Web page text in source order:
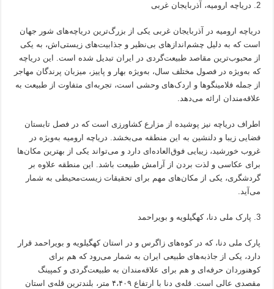
دریاچه ارومیه، آذربایجان غربی
دریاچه ارومیه در آذربایجان غربی یکی از بزرگ‌ترین دریاچه‌های شور جهان
است که به دلیل چشم‌اندازهای بی‌نظیر و جذابیت‌های زیستی‌اش، به یکی
از محبوب‌ترین مقاصد طبیعت‌گردی در ایران تبدیل شده است. این دریاچه
که به‌ویژه در فصول مختلف سال، به‌ویژه بهار و پاییز، میزبان پرندگان مهاجر
از جمله فلامینگوها و اردک‌های وحشی است، تجربه‌ای متفاوت از طبیعت به
علاقه‌مندان ارائه می‌دهد.
اطراف دریاچه نیز پوشیده از مزارع کشاورزی است که در فصل تابستان
فضایی زیبا و دلنشین به این منطقه می‌بخشد. دریاچه ارومیه به‌ویژه در
غروب خورشید، زیبایی فوق‌العاده‌ای دارد و می‌تواند یکی از بهترین مکان‌ها
برای عکاسی و لذت بردن از آرامش طبیعت باشد. این منطقه علاوه بر
گردشگری، یکی از مکان‌های مهم برای تحقیقات زیست‌محیطی به شمار
می‌آید.
پارک ملی دنا، کهگیلویه و بویراحمد
پارک ملی دنا، که در کوه‌های زاگرس و در استان کهگیلویه و بویراحمد قرار
دارد، یکی از جاذبه‌های طبیعی ایران به شمار می‌رود که هم برای
کوهنوردان حرفه‌ای و هم برای علاقه‌مندان به طبیعت‌گردی و کمپینگ
مقصدی عالی است. قله‌ی دنا با ارتفاع ۴،۴۰۹ متر، بلندترین قله‌ی استان